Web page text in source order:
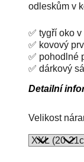
0,0
hvězdiček.
odleskům v
✅ tygří oko
✅ kovový
✅ pohodlné
✅ dárkový
Detailní
Velikost